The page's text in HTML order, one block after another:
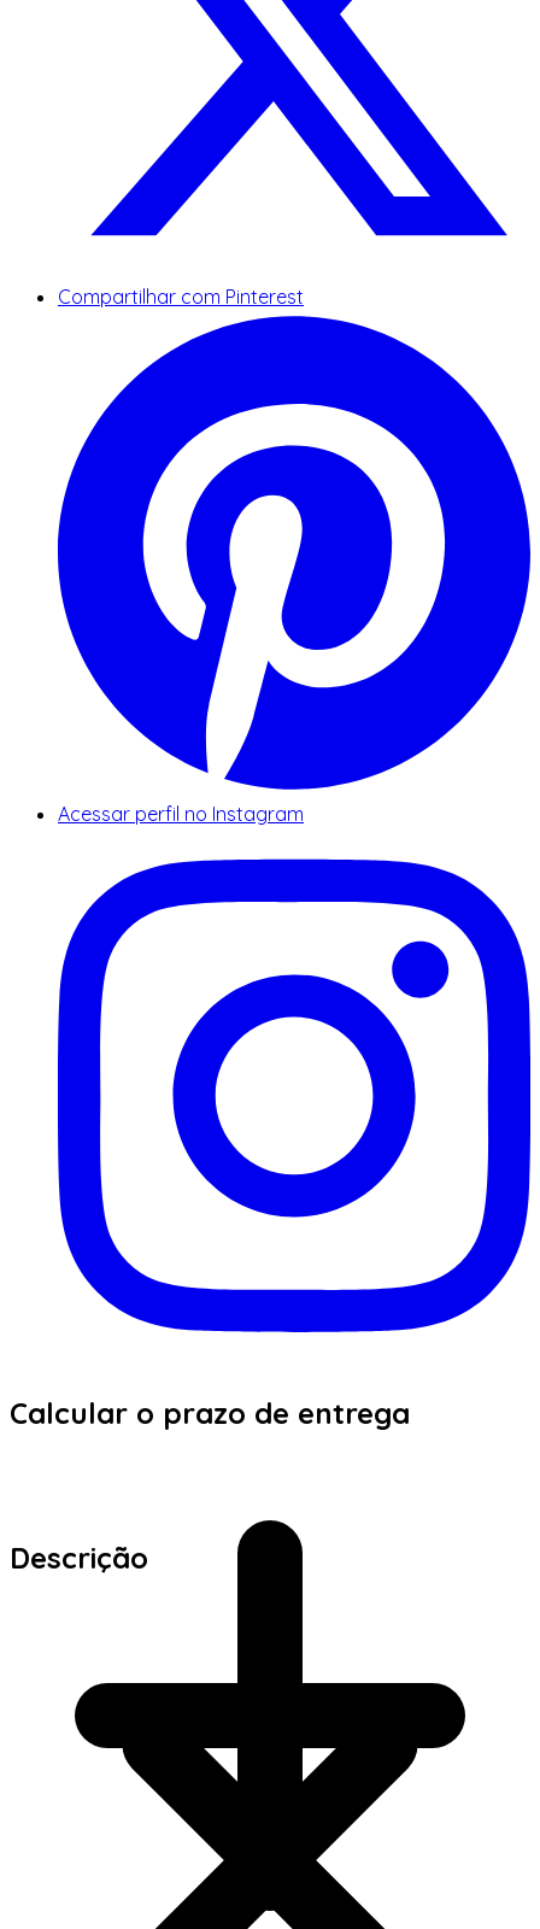
Compartilhar com Pinterest
Acessar perfil no Instagram
Calcular o prazo de entrega
Descrição